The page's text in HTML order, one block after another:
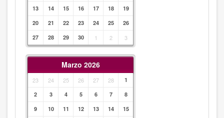
13
14 15 16 17 18
19
20
21 22 23 24 25
26
27
28 29 30 1 2 3
Marzo 2026
23 24 25 26 27 28
1
2
3 4 5 6 7
8
9
10 11 12 13 14
15